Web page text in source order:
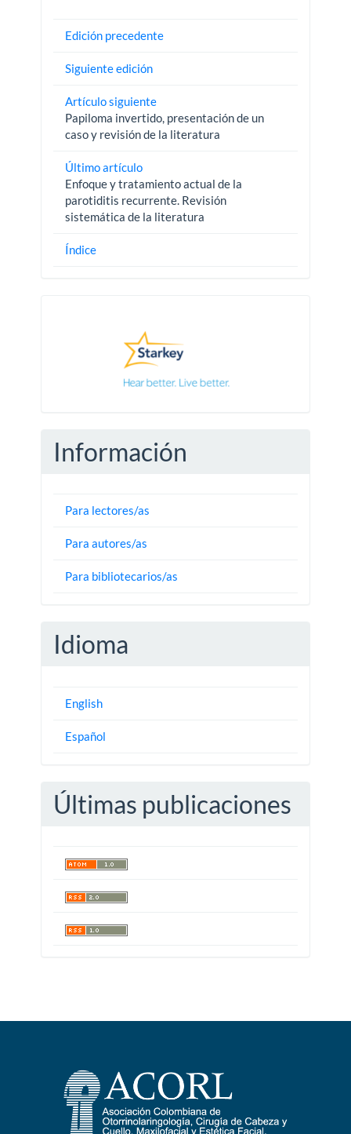
Edición precedente
Siguiente edición
Artículo siguiente
Papiloma invertido, presentación de un
caso y revisión de la literatura
Último artículo
Enfoque y tratamiento actual de la
parotiditis recurrente. Revisión
sistemática de la literatura
Índice
Información
Para lectores/as
Para autores/as
Para bibliotecarios/as
Idioma
English
Español
Últimas publicaciones